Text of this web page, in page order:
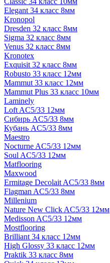
Elegant 34 класс 8мм
Kronopol
Dresden 32 класс 8мм
Sigma 32 класс 8мм
Venus 32 класс 8мм
Kronotex
Exquisit 32 класс 8мм
Robusto 33 класс 12мм
Mammut 33 класс 12мм
Mammut Plus 33 класс 10мм
Laminely
Loft AC5/33 12мм
Сибирь AC5/33 8мм
Кубань AC5/33 8мм
Maestro
Nocturne AC5/33 12мм
Soul AC5/33 12мм
Matflooring
Maxwood
Ermitage Decolait AC5/33 8мм
Flagman AC5/33 8мм
Millenium
Nature New Click AC5/33 12мм
Medisson AC5/33 12мм
Mostflooring
Brilliant 34 класс 12мм
High Glossy 33 класс 12мм
Praktik 33 класс 8мм